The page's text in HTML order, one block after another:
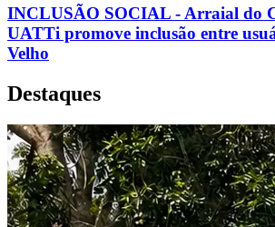
INCLUSÃO SOCIAL - Arraial do
UATTi promove inclusão entre
Velho
Destaques